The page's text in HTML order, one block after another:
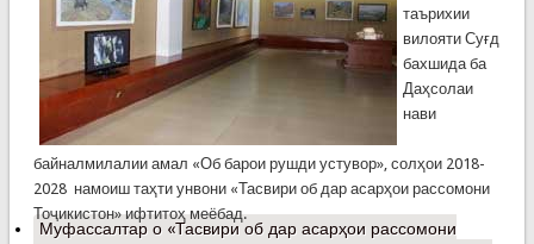
таърихии
вилояти Суғд
бахшида ба
Даҳсолаи
нави
байналмилалии амал «Об барои рушди устувор», солҳои 2018-
2028 намоиш таҳти унвони «Тасвири об дар асарҳои рассомони
Тоҷикистон» ифтитоҳ меёбад.
Муфассалтаро «Тасвири об дар асарҳои рассомони